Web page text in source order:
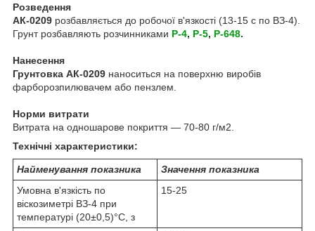
Розведення
АК-0209 розбавляється до робочої в'язкості (13-15 с по ВЗ-4).
Грунт розбавляють розчинниками Р-4, Р-5, Р-648.
Нанесення
Грунтовка АК-0209 наноситься на поверхню виробів
фарборозпилювачем або пензлем.
Норми витрати
Витрата на одношарове покриття — 70-80 г/м2.
Технічні характеристики:
Найменування показника
Значення показника
Умовна в'язкість по
віскозиметрі ВЗ-4 при
температурі (20±0,5)°С, з
15-25